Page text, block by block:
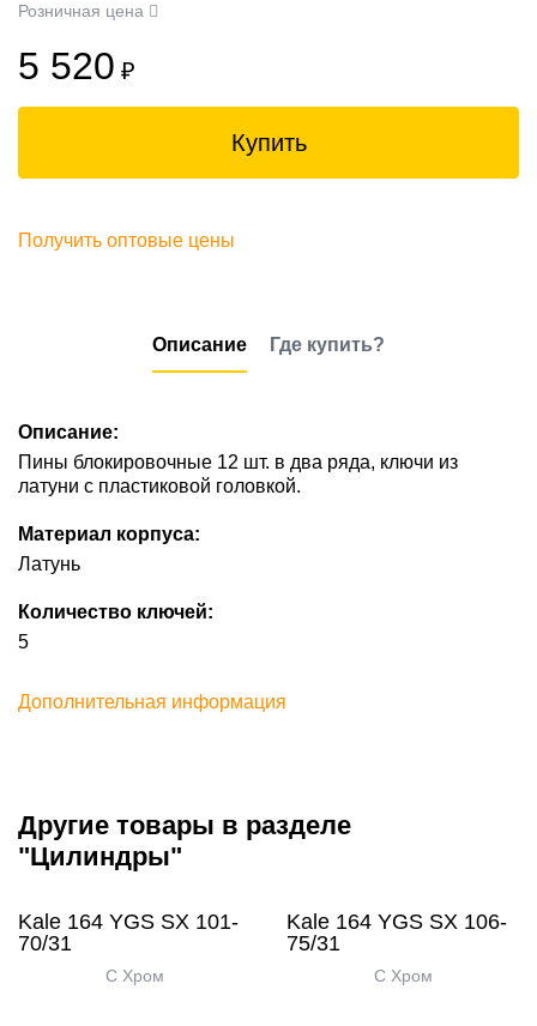
Розничная цена
5 520 ₽
Купить
Получить оптовые цены
Описание Где купить?
Описание:
Пины блокировочные 12 шт. в два ряда, ключи из
латуни с пластиковой головкой.
Материал корпуса:
Латунь
Количество ключей:
5
Дополнительная информация
Другие товары в разделе
"Цилиндры"
Kale 164 YGS SX 101-
70/31
C Хром
Kale 164 YGS SX 106-
75/31
C Хром